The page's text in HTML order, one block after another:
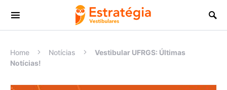
Procurar:
Home Notícias
Vestibular UFRGS: Últimas
Notícias!